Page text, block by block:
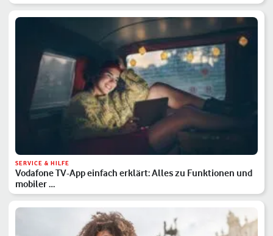
SERVICE & HILFE
Vodafone TV-App einfach erklärt: Alles zu Funktionen und
mobiler …